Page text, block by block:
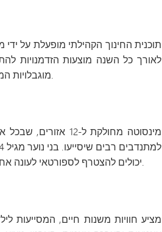
תוכנית החינוך הקהילתי מופעלת על ידי
לאורך כל השנה מוצעות הזדמנויות
מוגבלויות המשתתפים בשיעורים ובפעילויות של תוכנית החינוך הקהילתי.
מינסוטה מחולקת
יכולים להצטרף לספורטאי לעונה אחת ולהתחרות יחד איתו, וכן לאמן באמצעות אימונים מקוונים.